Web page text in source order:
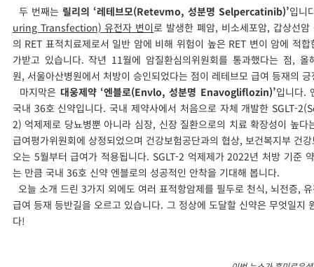
두 번째는 릴리의 ‘레테브모(Retevmo, 성분명 Selpercatinib)’입니
uring Transfection)유전자 변이로 발생한 폐암, 비소세포암, 갑상선
의 RET 표적치료제로서 일반 암에 비해 위험이 높은 RET 변이 암에 적
가받고 있습니다. 작년 11월에 암질환심의위원회를 통과했다는 점,
원, 서울아산병원에서 처방이 승인되었다는 점이 레테브모 급여 등재의
마지막은 대웅제약 ‘엔블로(Envlo, 성분명 Enavogliflozin)’입니다.
국내 36호 신약입니다. 국내 제약사에서 처음으로 자체 개발한
2) 억제제로 당뇨병뿐 아니라 심장, 신장 질환으로의 치료 확장성이 높
급여평가위원회에 상정되었으며 건강보험공단과의 협상, 보건복지부 건
오는 5월부터 급여가 적용됩니다. SGLT-2 억제제가 2022년 처방 기준
는 만큼 국내 36호 신약 엔블로의 성공적인 안착을 기대해 봅니다.
오늘 소개 드린 3가지 외에도 여러 표적항암제를 필두로 천식, 뇌전증,
급여 등재 등반길을 오르고 있습니다. 그 정상에 도달할 신약은 무엇일지
다!